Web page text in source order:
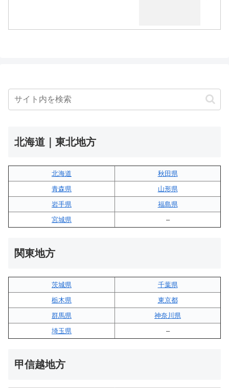
北海道｜東北地方
北海道
秋田県
青森県
山形県
岩手県
福島県
宮城県
–
関東地方
茨城県
千葉県
栃木県
東京都
群馬県
神奈川県
埼玉県
–
甲信越地方